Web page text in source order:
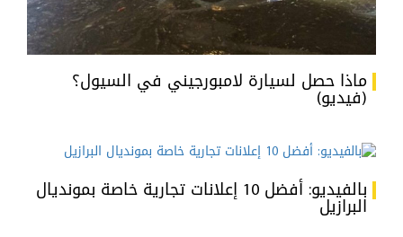
ماذا حصل لسيارة لامبورجيني في السيول؟
(فيديو)
بالفيديو: أفضل 10 إعلانات تجارية خاصة بمونديال
البرازيل